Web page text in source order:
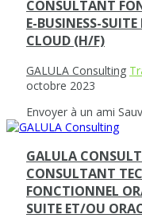
CONSULTANT
E-BUSINESS-
CLOUD (H/F)
GALULA Consulting
octobre 2023
Envoyer à un ami
GALULA
CONSULTANT
FONCTIONNEL
SUITE ET/OU